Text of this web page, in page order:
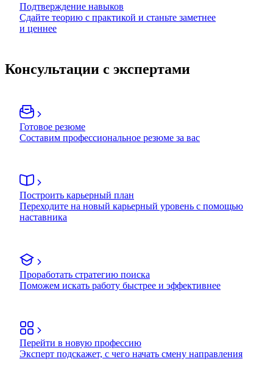
Подтверждение навыков
Сдайте теорию с практикой и станьте заметнее
и ценнее
Консультации с экспертами
Готовое резюме
Составим профессиональное резюме за вас
Построить карьерный план
Переходите на новый карьерный уровень с помощью
наставника
Проработать стратегию поиска
Поможем искать работу быстрее и эффективнее
Перейти в новую профессию
Эксперт подскажет, с чего начать смену направления